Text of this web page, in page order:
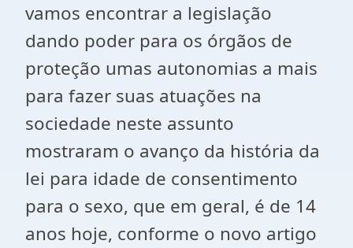
vamos encontrar a legislação
dando poder para os órgãos de
proteção umas autonomias a mais
para fazer suas atuações na
sociedade neste assunto
mostraram o avanço da história da
lei para idade de consentimento
para o sexo, que em geral, é de 14
anos hoje, conforme o novo artigo